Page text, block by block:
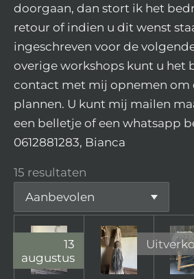
doorgaan, dan stort ik het
retour of indien u dit wenst
ingeschreven voor de
overige workshops kunt u het
contact met mij opnemen om
plannen. U kunt mij mailen
een belletje of een whatsapp
0612881283, Bianca
15 resultaten
13
augustus